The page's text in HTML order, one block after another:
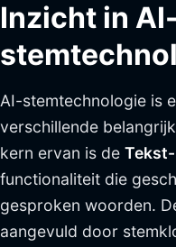
Inzicht in AI-
AI-stemtechnologie is
verschillende
kern ervan is de
functionaliteit die
gesproken woorden.
aangevuld door